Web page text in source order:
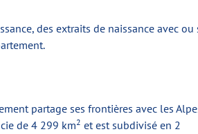
des extraits de naissance avec ou
partage ses frontières avec les
de 4 299 km2 et est subdivisé en 2